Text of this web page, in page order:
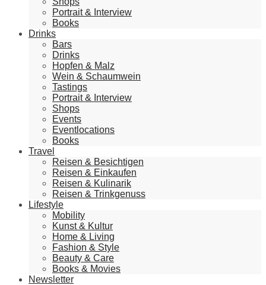
Portrait & Interview
Books
Drinks
Bars
Drinks
Hopfen & Malz
Wein & Schaumwein
Tastings
Portrait & Interview
Shops
Events
Eventlocations
Books
Travel
Reisen & Besichtigen
Reisen & Einkaufen
Reisen & Kulinarik
Reisen & Trinkgenuss
Lifestyle
Mobility
Kunst & Kultur
Home & Living
Fashion & Style
Beauty & Care
Books & Movies
Newsletter